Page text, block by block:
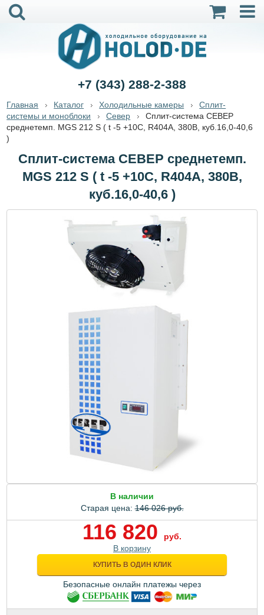
+7 (343) 288-2-388
Главная Каталог Холодильные камеры
Сплит-
системы и моноблоки
Север
Сплит-система СЕВЕР
среднетемп. MGS 212 S ( t -5 +10С, R404А, 380B, куб.16,0-40,6
)
Сплит-система СЕВЕР среднетемп.
MGS 212 S ( t -5 +10С, R404А, 380B,
куб.16,0-40,6 )
В наличии
Старая цена:146 026 руб.
116 820
руб.
В корзину
КУПИТЬ В ОДИН КЛИК
Безопасные онлайн платежы через